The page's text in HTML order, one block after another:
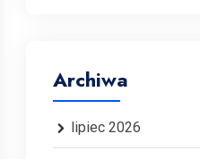
Archiwa
lipiec 2026